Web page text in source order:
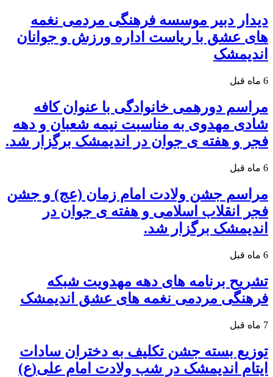
دیدار دبیر موسسه فرهنگی مردمی نغمه
های عشق با ریاست اداره ورزش و جوانان
اندیمشک
6 ماه قبل
مراسم دورهمی خانوادگی با عنوان کافه
شادی مهدوی به مناسبت نیمه شعبان و دهه
فجر و هفته ی جوان در اندیمشک برگزار شد.
6 ماه قبل
مراسم جشن ولادت امام زمان (عج) و جشن
فجر انقلاب اسلامی و هفته ی جوان در
اندیمشک برگزار شد.
6 ماه قبل
تشریح برنامه های دهه مهدویت شبکه
فرهنگی مردمی نغمه های عشق اندیمشک
7 ماه قبل
توزیع بسته جشن تکلیف به دختران سادات
ایتام اندیمشک در شب ولادت امام علی(ع)